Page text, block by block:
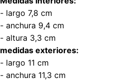
- largo 7,8 cm
- anchura 9,4 cm
- altura 3,3 cm
medidas exteriores:
- largo 11 cm
- anchura 11,3 cm